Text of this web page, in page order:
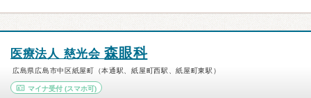
医療法人 慈光会森眼科
広島県広島市中区紙屋町（本通駅、紙屋町西駅、紙屋町東駅）
マイナ受付 (スマホ可)